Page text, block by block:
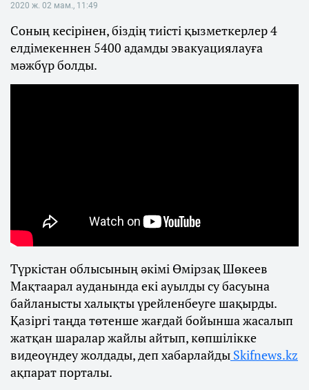
2020 ж. 02 мам., 11:49
Соның кесірінен, біздің тиісті қызметкерлер 4
елдімекеннен 5400 адамды эвакуациялауға
мәжбүр болды.
Түркістан облысының әкімі Өмірзақ Шөкеев
Мақтаарал ауданында екі ауылды су басуына
байланысты халықты үрейленбеуге шақырды.
Қазіргі таңда төтенше жағдай бойынша жасалып
жатқан шаралар жайлы айтып, көпшілікке
видеоүндеу жолдады, деп хабарлайды Skifnews.kz
ақпарат порталы.